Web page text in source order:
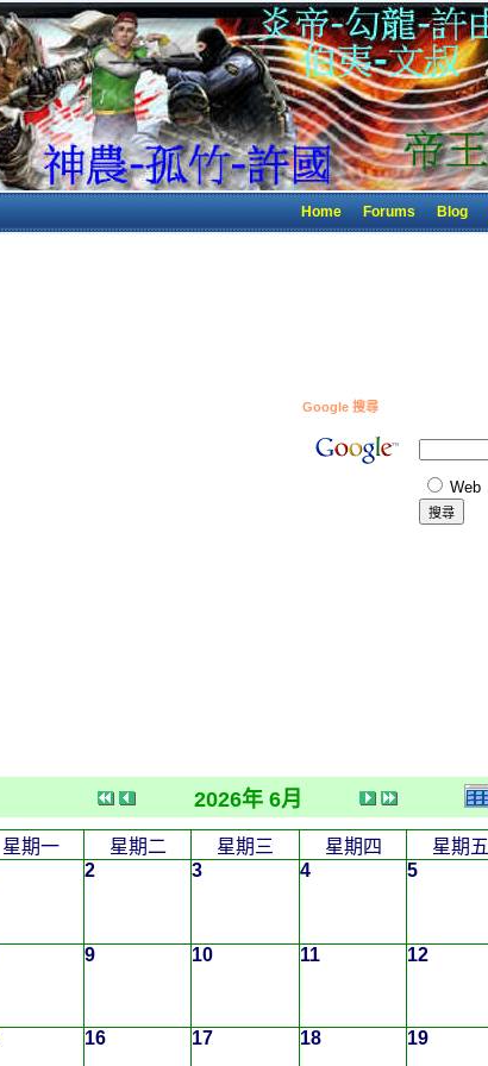
Home Forums Blog
Google 搜尋
Web
2026年 6月
星期一 星期二 星期三 星期四 星期五
2 3 4 5
9 10 11 12
16 17 18 19